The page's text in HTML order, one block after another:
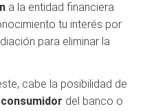
a la entidad financiera
tu interés por
para eliminar la
cabe la posibilidad de
del banco o